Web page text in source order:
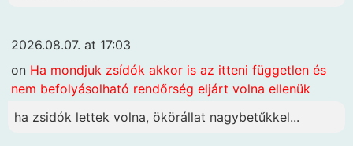
2026.08.07. at 17:03
on Ha mondjuk zsídók akkor is az itteni független és
nem befolyásolható rendőrség eljárt volna ellenük
ha zsidók lettek volna, ökörállat nagybetűkkel...